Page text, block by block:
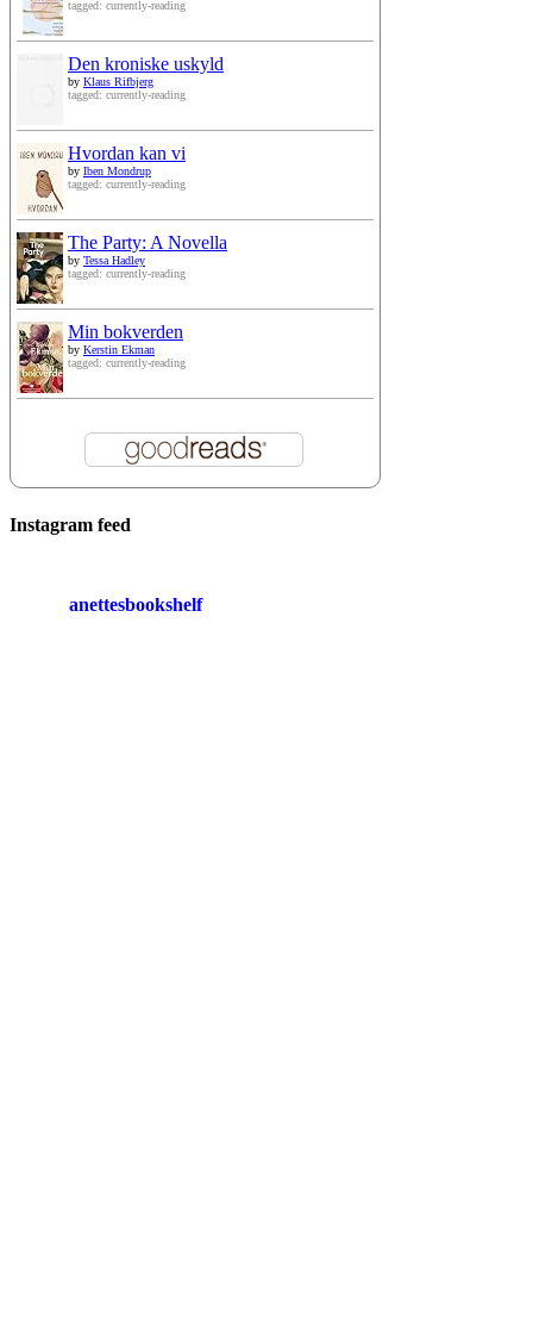
tagged: currently-reading
Den kroniske uskyld
by Klaus Rifbjerg
tagged: currently-reading
Hvordan kan vi
by Iben Mondrup
tagged: currently-reading
The Party: A Novella
by Tessa Hadley
tagged: currently-reading
Min bokverden
by Kerstin Ekman
tagged: currently-reading
Instagram feed
anettesbookshelf